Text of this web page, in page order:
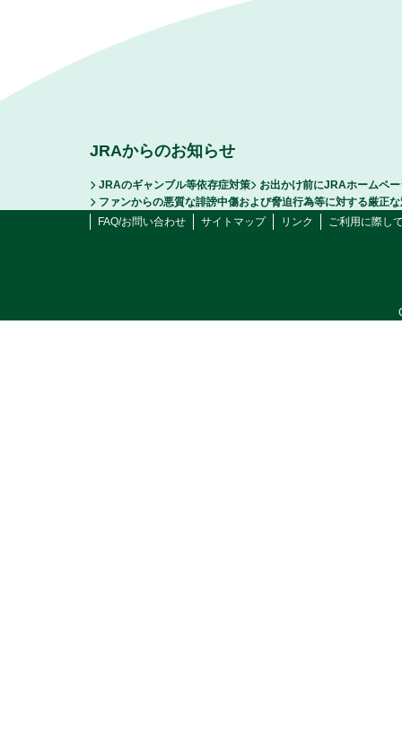
JRAからのお知らせ
JRAのギャンブル等依存症対策
お出かけ前にJRAホームペ
ファンからの悪質な誹謗中傷および脅迫行為等に対する厳正
FAQ/お問い合わせ
サイトマップ リンク ご利用に際し